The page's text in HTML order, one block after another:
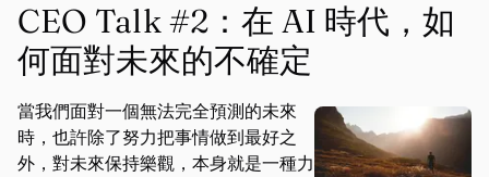
CEO Talk #2：在 AI 時代，如
何面對未來的不確定
當我們面對一個無法完全預測的未來
時，也許除了努力把事情做到最好之
外，對未來保持樂觀，本身就是一種力